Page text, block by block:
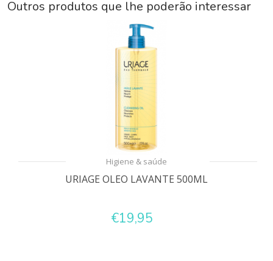
Outros produtos que lhe poderão interessar
Higiene & saúde
URIAGE OLEO LAVANTE 500ML
€19,95